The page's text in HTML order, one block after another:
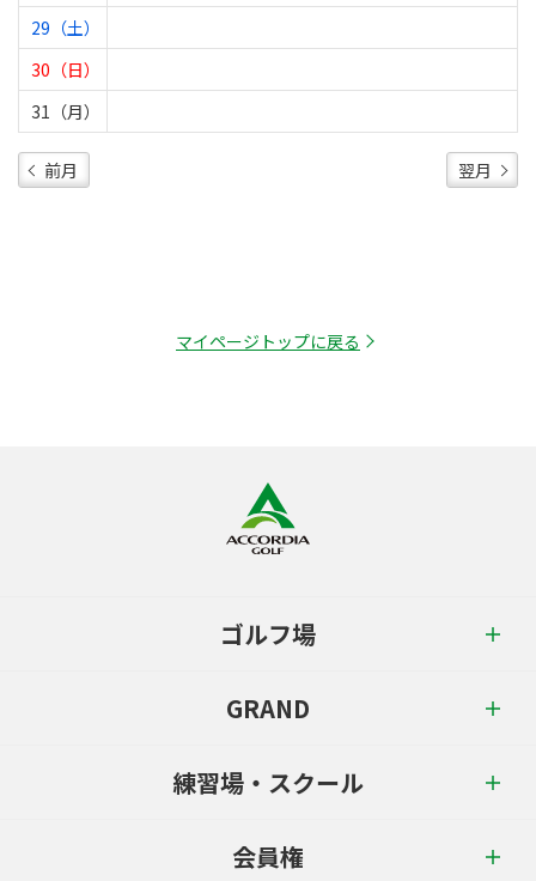
29（土）
30（日）
31（月）
前月 翌月
マイページトップに戻る
ゴルフ場
GRAND
練習場・スクール
会員権